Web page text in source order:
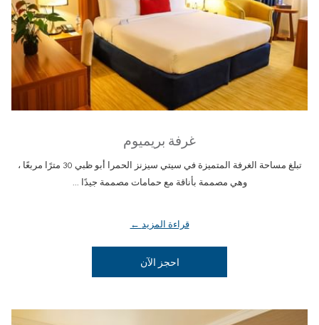
غرفة بريميوم
تبلغ مساحة الغرفة المتميزة في سيتي سيزنز الحمرا أبو ظبي 30 مترًا مربعًا ،
وهي مصممة بأناقة مع حمامات مصممة جيدًا ...
قراءة المزيد
احجز الآن